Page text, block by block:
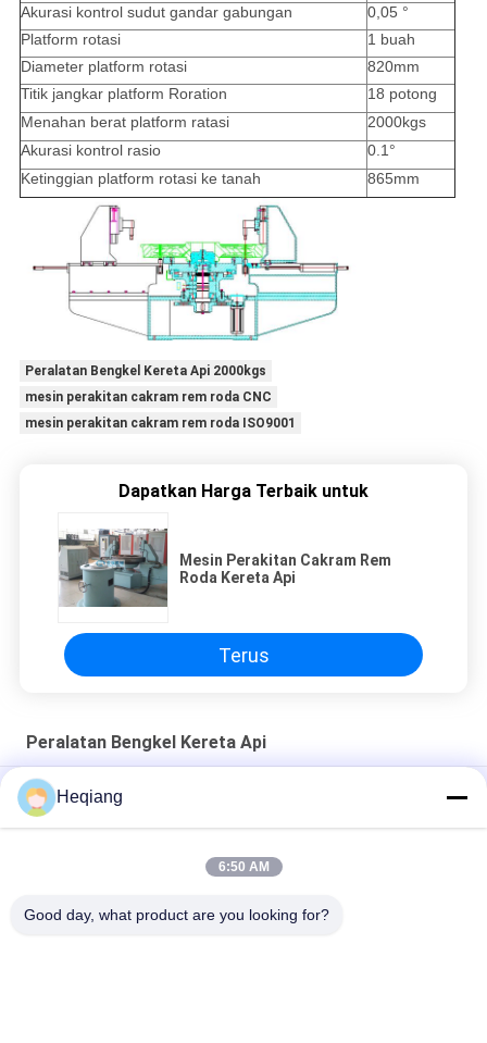
Akurasi kontrol sudut gandar gabungan
0,05 °
Platform rotasi
1 buah
Diameter platform rotasi
820mm
Titik jangkar platform Roration
18 potong
Menahan berat platform ratasi
2000kgs
Akurasi kontrol rasio
0.1°
Ketinggian platform rotasi ke tanah
865mm
Peralatan Bengkel Kereta Api 2000kgs
mesin perakitan cakram rem roda CNC
mesin perakitan cakram rem roda ISO9001
Dapatkan Harga Terbaik untuk
Mesin Perakitan Cakram Rem
Roda Kereta Api
Terus
Peralatan Bengkel Kereta Api
Jalur Perakitan Cakram Rem 500kN Pelatih Kereta Api
Mesin Pengencang Baut Otomatis Kereta Torsi 135Nm
Peralatan Bengkel Lokomotif Kereta Api, Mesin Turun Baut
Heqiang
6:50 AM
Good day, what product are you looking for?